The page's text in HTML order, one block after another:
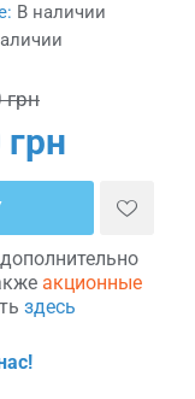
В наличии
грн
акционные
здесь